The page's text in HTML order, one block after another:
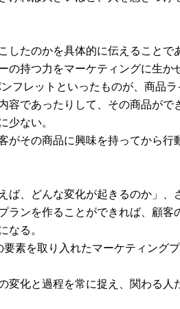
したのかを具体的に伝えることで
の持つ力をマーケティングに生か
フレットといったものが、商品
容であったりして、その商品が
少ない。
がその商品に興味を持ってから
ば、どんな変化が起きるのか」、
ランを作ることができれば、顧
なる。
素を取り入れたマーケティング
変化と過程を常に捉え、関わる